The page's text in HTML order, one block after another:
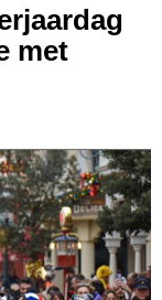
met